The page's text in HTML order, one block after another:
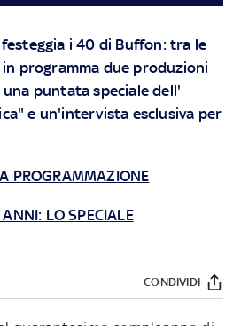
festeggia i 40 di Buffon: tra le
programma due produzioni
una puntata speciale dell'
e un'intervista esclusiva per
PROGRAMMAZIONE
LO SPECIALE
CONDIVIDI